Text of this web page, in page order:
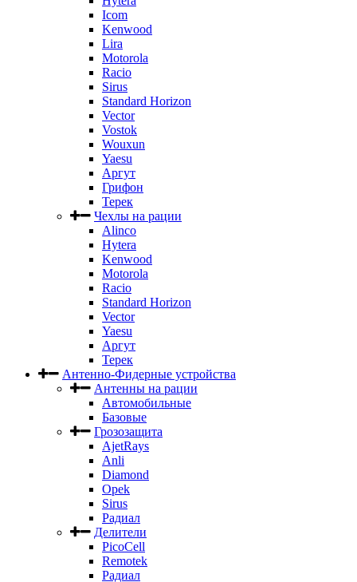
Icom
Kenwood
Lira
Motorola
Racio
Sirus
Standard Horizon
Vector
Vostok
Wouxun
Yaesu
Аргут
Грифон
Терек
Чехлы на рации
Alinco
Hytera
Kenwood
Motorola
Racio
Standard Horizon
Vector
Yaesu
Аргут
Терек
Антенно-Фидерные устройства
Антенны на рации
Автомобильные
Базовые
Грозозащита
AjetRays
Anli
Diamond
Opek
Sirus
Радиал
Делители
PicoCell
Remotek
Радиал